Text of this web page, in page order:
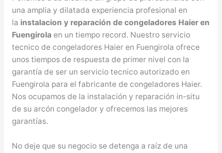
una amplia y dilatada experiencia profesional en
la instalacion y reparación de congeladores Haier en
Fuengirola en un tiempo record. Nuestro servicio
tecnico de congeladores Haier en Fuengirola ofrece
unos tiempos de respuesta de primer nivel con la
garantía de ser un servicio tecnico autorizado en
Fuengirola para el fabricante de congeladores Haier.
Nos ocupamos de la instalación y reparación in-situ
de su arcón congelador y ofrecemos las mejores
garantías.
No deje que su negocio se detenga a raíz de una